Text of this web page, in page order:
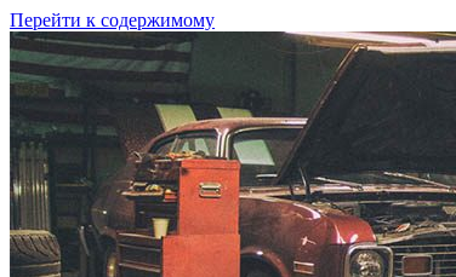
Перейти к содержимому